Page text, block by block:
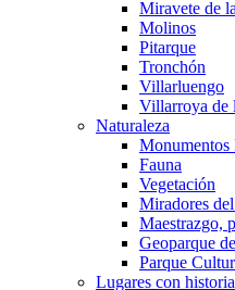
Miravete de
Molinos
Pitarque
Tronchón
Villarluengo
Villarroya de
Naturaleza
Monumentos
Fauna
Vegetación
Miradores
Maestrazgo,
Geoparque
Parque
Lugares con historia